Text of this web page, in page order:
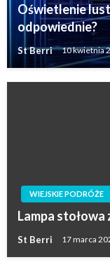
Oświetlenie
odpowiednie?
St Berri 10 kwietnia
WIEJSKIE PODRÓŻE
Lampa
St Berri 17 marca